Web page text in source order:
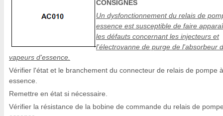
CONSIGNES
Un dysfonctionnement du relais de
essence est susceptible de faire
les défauts concernant les injecteurs et
l'électrovanne de purge de l'absorbeur
vapeurs d'essence.
Vérifier l'état et le branchement du connecteur de relais de pompe à
essence.
Remettre en état si nécessaire.
Vérifier la résistance de la bobine de commande du relais de